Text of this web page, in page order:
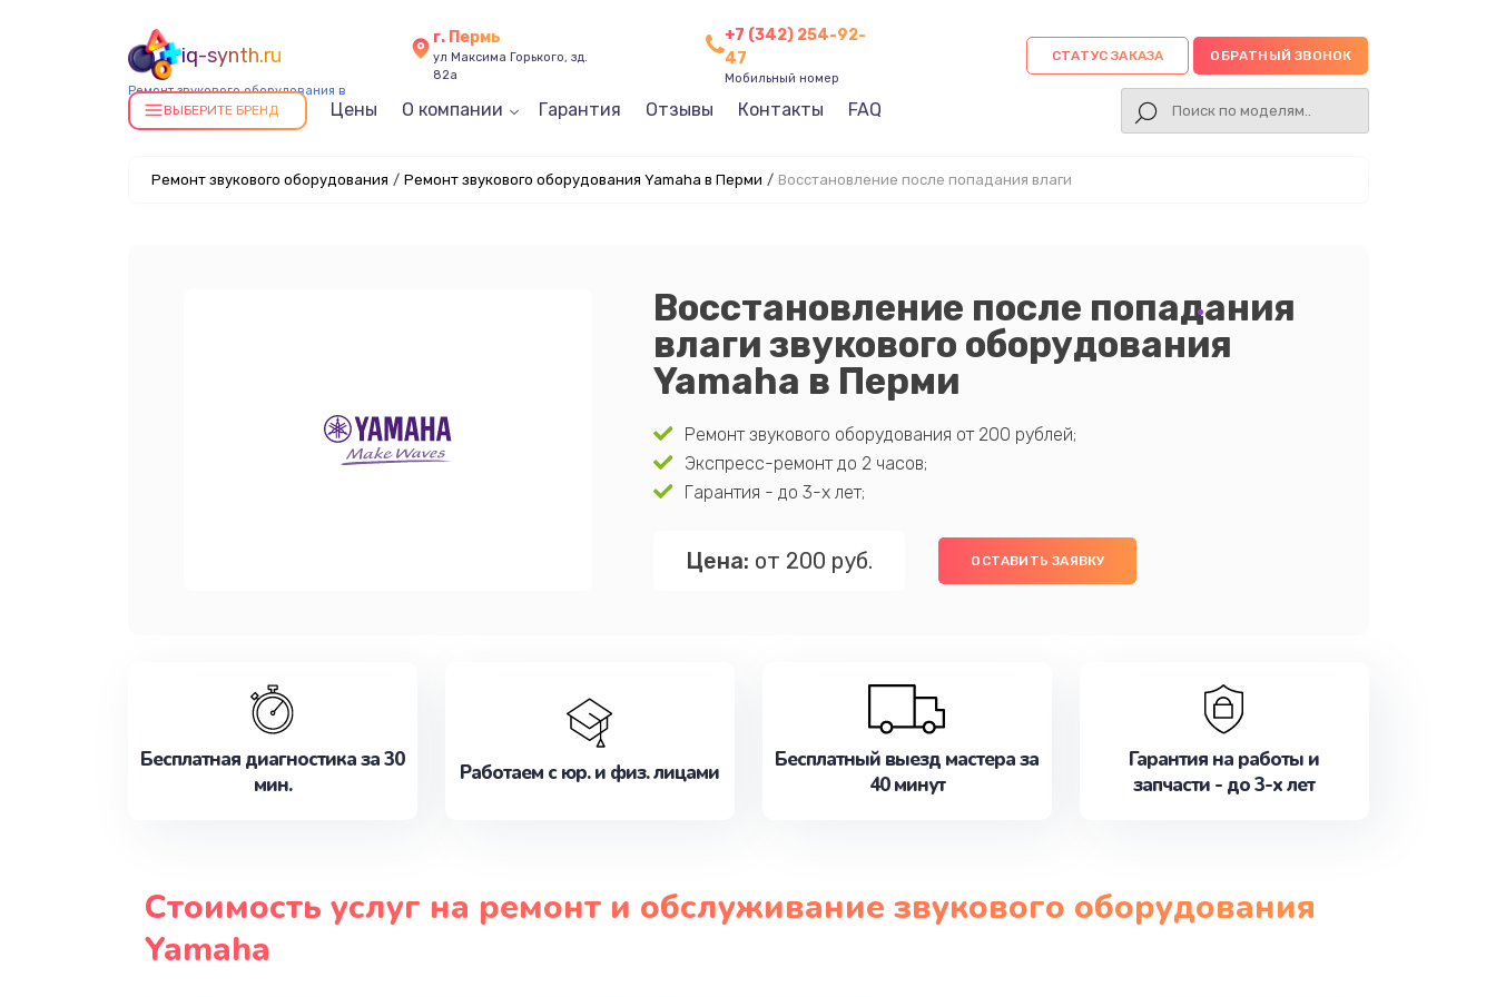
iq-synth.ru
Ремонт звукового оборудования в
Перми
г. Пермь
ул Максима Горького, зд.
82а
+7 (342) 254-92-
47
Мобильный номер
СТАТУС ЗАКАЗА ОБРАТНЫЙ ЗВОНОК
ВЫБЕРИТЕ БРЕНД Цены О компании Гарантия Отзывы Контакты FAQ
Ремонт звукового оборудования / Ремонт звукового оборудования Yamaha в Перми / Восстановление после попадания влаги
Восстановление после попадания
влаги звукового оборудования
Yamaha в Перми
Ремонт звукового оборудования от 200 рублей;
Экспресс-ремонт до 2 часов;
Гарантия - до 3-х лет;
Цена: от 200 руб. ОСТАВИТЬ ЗАЯВКУ
Бесплатная диагностика за 30
мин.
Работаем с юр. и физ. лицами
Бесплатный выезд мастера за
40 минут
Гарантия на работы и
запчасти - до 3-х лет
Стоимость услуг на ремонт и обслуживание звукового оборудования
Yamaha